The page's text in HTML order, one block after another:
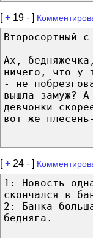
[+ 19 - ]
Второсортный
Ах,
ничего, что у
- не
вышла замуж?
девчонки
вот же
[+ 24 - ]
1: Новость
скончался в
2: Банка
бедняга.